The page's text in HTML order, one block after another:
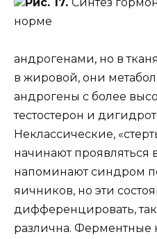
норме
андрогенами, но в
в жировой, они
андрогены с более
тестостерон и
Неклассические,
начинают проявляться
напоминают синдром
яичников, но эти
дифференцировать,
различна. Ферментные